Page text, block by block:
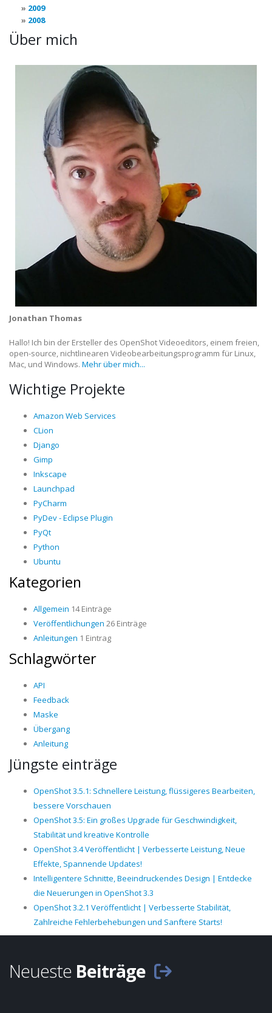
2009
2008
Über mich
Jonathan Thomas
Hallo! Ich bin der Ersteller des OpenShot Videoeditors, einem freien,
open-source, nichtlinearen Videobearbeitungsprogramm für Linux,
Mac, und Windows. Mehr über mich...
Wichtige Projekte
Amazon Web Services
CLion
Django
Gimp
Inkscape
Launchpad
PyCharm
PyDev - Eclipse Plugin
PyQt
Python
Ubuntu
Kategorien
Allgemein 14 Einträge
Veröffentlichungen 26 Einträge
Anleitungen 1 Eintrag
Schlagwörter
API
Feedback
Maske
Übergang
Anleitung
Jüngste einträge
OpenShot 3.5.1: Schnellere Leistung, flüssigeres Bearbeiten,
bessere Vorschauen
OpenShot 3.5: Ein großes Upgrade für Geschwindigkeit,
Stabilität und kreative Kontrolle
OpenShot 3.4 Veröffentlicht | Verbesserte Leistung, Neue
Effekte, Spannende Updates!
Intelligentere Schnitte, Beeindruckendes Design | Entdecke
die Neuerungen in OpenShot 3.3
OpenShot 3.2.1 Veröffentlicht | Verbesserte Stabilität,
Zahlreiche Fehlerbehebungen und Sanftere Starts!
Neueste Beiträge